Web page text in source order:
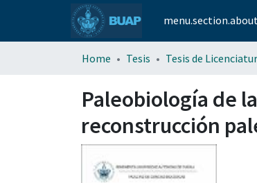
Home Tesis Tesis de
Paleobiología de
reconstrucción